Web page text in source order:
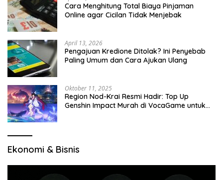
Cara Menghitung Total Biaya Pinjaman
Online agar Cicilan Tidak Menjebak
April 13, 2026
Pengajuan Kredione Ditolak? Ini Penyebab
Paling Umum dan Cara Ajukan Ulang
Oktober 11, 2025
Region Nod-Krai Resmi Hadir: Top Up
Genshin Impact Murah di VocaGame untuk
Ekonomi & Bisnis